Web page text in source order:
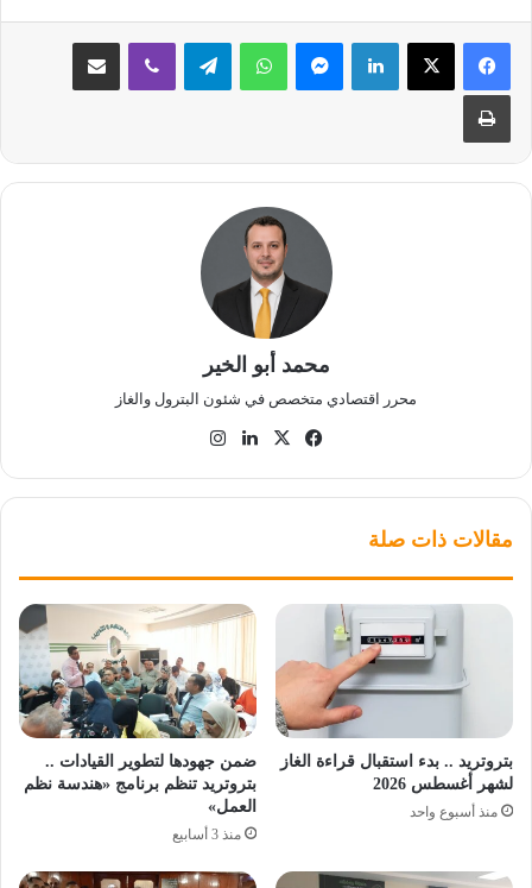
لينكدإن ماسنجر واتساب تيلقرام ڤايبر مشاركة عبر البريد
طباعة
محمد أبو الخير
محرر اقتصادي متخصص في شئون البترول والغاز
فيسبوك
‫X لينكدإن
مقالات ذات صلة
بتروتريد .. بدء استقبال قراءة الغاز
لشهر أغسطس 2026
منذ أسبوع واحد
ضمن جهودها لتطوير القيادات ..
بتروتريد تنظم برنامج «هندسة نظم
العمل»
منذ 3 أسابيع